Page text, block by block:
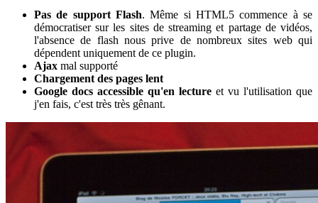
Pas de support Flash. Même si HTML5 commence à se
démocratiser sur les sites de streaming et partage de vidéos,
l'absence de flash nous prive de nombreux sites web qui
dépendent uniquement de ce plugin.
Ajax mal supporté
Chargement des pages lent
Google docs accessible qu'en lecture et vu l'utilisation que
j'en fais, c'est très très gênant.